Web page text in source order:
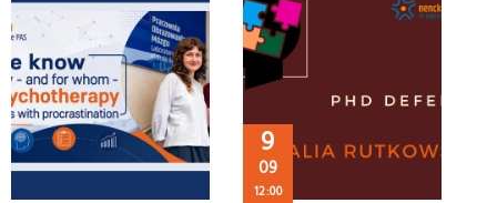
9
09
12:00